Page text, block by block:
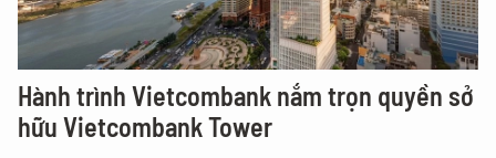
Hành trình Vietcombank nắm trọn quyền sở
hữu Vietcombank Tower